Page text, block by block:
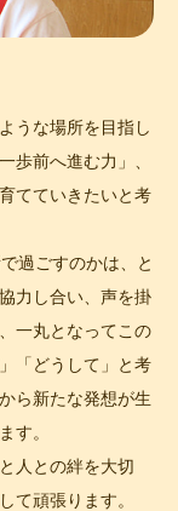
うな場所を目指し
歩前へ進む力」、
てていきたいと考
過ごすのかは、と
力し合い、声を掛
一丸となってこの
「どうして」と考
ら新たな発想が生
す。
人との絆を大切
て頑張ります。